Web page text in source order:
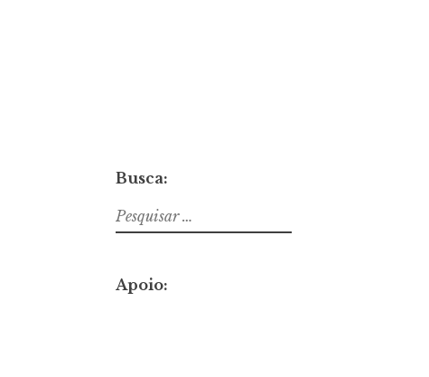
Busca:
Pesquisar
por:
Apoio: